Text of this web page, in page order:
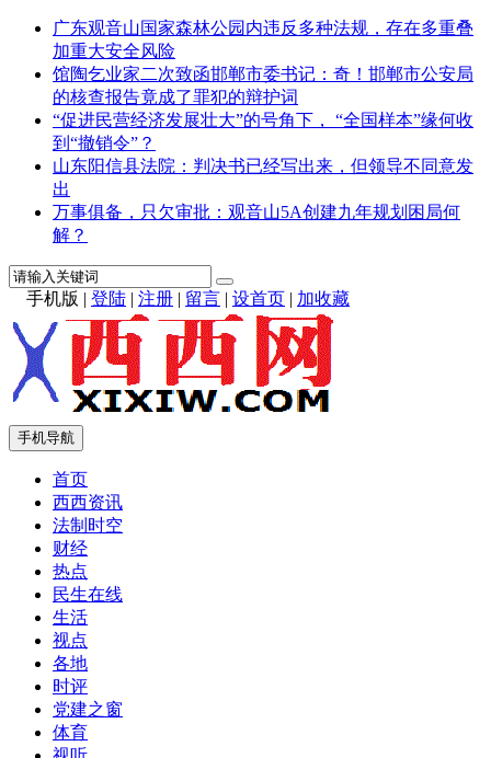
广东观音山国家森林公园内违反多种法规，存在多重叠
加重大安全风险
馆陶乞业家二次致函邯郸市委书记：奇！邯郸市公安局
的核查报告竟成了罪犯的辩护词
“促进民营经济发展壮大”的号角下， “全国样本”缘何收
到“撤销令”？
山东阳信县法院：判决书已经写出来，但领导不同意发
出
万事俱备，只欠审批：观音山5A创建九年规划困局何
解？
手机版 | 登陆 | 注册 | 留言 | 设首页 | 加收藏
手机导航
首页
西西资讯
法制时空
财经
热点
民生在线
生活
视点
各地
时评
党建之窗
体育